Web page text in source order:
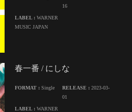
16
LABEL : WARNER
MUSIC JAPAN
春一番 / にしな
FORMAT : Single RELEASE :2023-03-
01
LABEL : WARNER